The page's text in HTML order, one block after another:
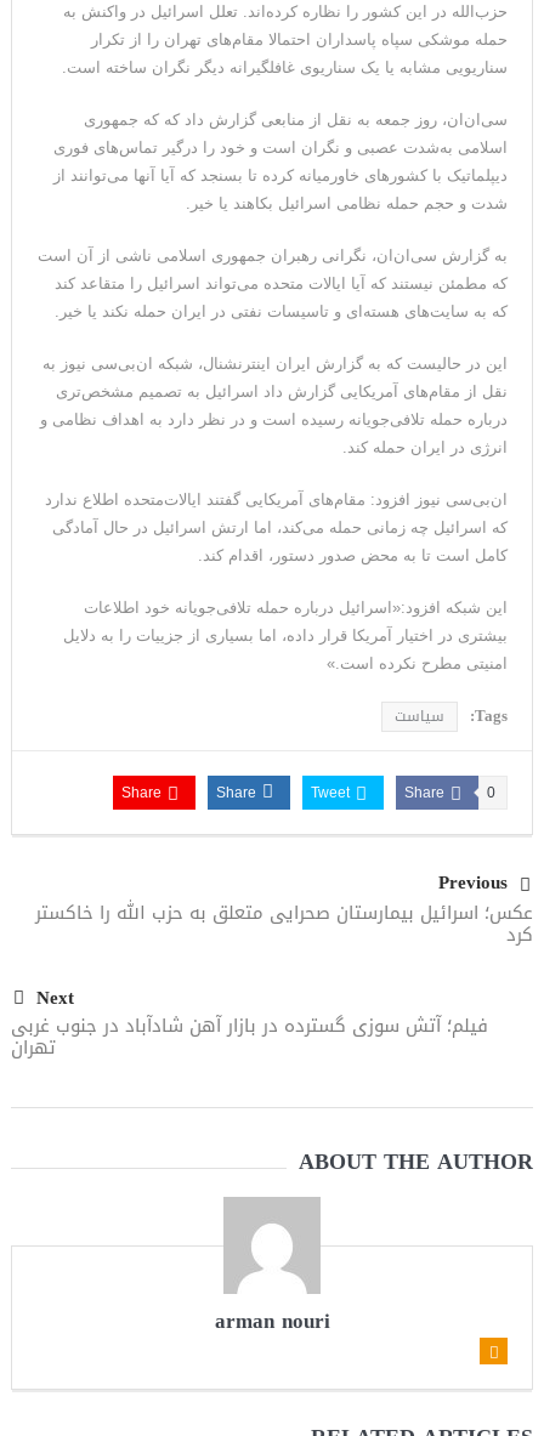
حزب‌الله در این کشور را نظاره کرده‌اند. تعلل اسرائیل در واکنش به
حمله موشکی سپاه پاسداران احتمالا مقام‌های تهران را از تکرار
سناریویی مشابه یا یک سناریوی غافلگیرانه دیگر نگران ساخته است.
سی‌ان‌ان، روز جمعه به نقل از منابعی گزارش داد که که جمهوری
اسلامی به‌شدت عصبی و نگران است و خود را درگیر تماس‌های فوری
دیپلماتیک با کشورهای خاورمیانه کرده تا بسنجد که آیا آنها می‌توانند از
شدت و حجم حمله نظامی اسرائیل بکاهند یا خیر.
به گزارش سی‌ان‌ان، نگرانی رهبران جمهوری اسلامی ناشی از آن است
که مطمئن نیستند که آیا ایالات متحده می‌تواند اسرائیل را متقاعد کند
که به سایت‌های هسته‌ای و تاسیسات نفتی در ایران حمله نکند یا خیر.
این در حالیست که به گزارش ایران اینترنشنال، شبکه ان‌بی‌سی نیوز به
نقل از مقام‌های آمریکایی گزارش داد اسرائیل به تصمیم مشخص‌تری
درباره حمله تلافی‌جویانه رسیده است و در نظر دارد به اهداف نظامی و
انرژی در ایران حمله کند.
ان‌بی‌سی نیوز افزود: مقام‌های آمریکایی گفتند ایالات‌متحده اطلاع ندارد
که اسرائیل چه زمانی حمله می‌کند، اما ارتش اسرائیل در حال آمادگی
کامل است تا به محض صدور دستور، اقدام کند.
این شبکه افزود:«اسرائیل درباره حمله تلافی‌جویانه خود اطلاعات
بیشتری در اختیار آمریکا قرار داده، اما بسیاری از جزییات را به دلایل
امنیتی مطرح نکرده است.»
Tags: سیاست
Share 0
Tweet
Share
Share
Previous
عکس؛ اسرائیل بیمارستان صحرایی متعلق به حزب‌ الله را خاکستر
کرد
Next
فیلم؛ آتش‌ سوزی گسترده در بازار آهن شادآباد در جنوب غربی
تهران
ABOUT THE AUTHOR
arman nouri